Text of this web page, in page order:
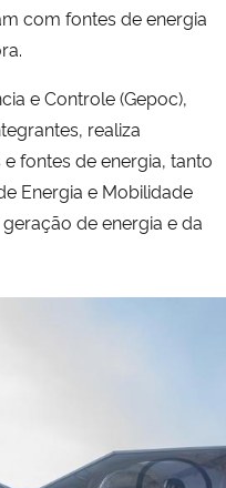
com fontes de energia
e Controle (Gepoc),
realiza
fontes de energia, tanto
Energia e Mobilidade
de energia e da